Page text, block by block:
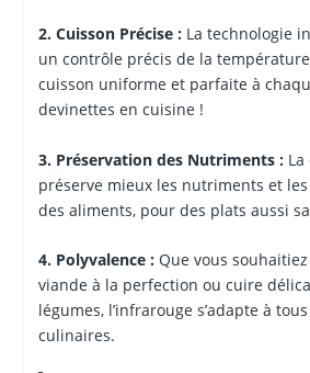
2. Cuisson Précise :La technologie
un contrôle précis de la
cuisson uniforme et parfaite à
devinettes en cuisine !
3. Préservation des Nutriments :La
préserve mieux les nutriments et
des aliments, pour des plats aussi
4. Polyvalence :Que vous
viande à la perfection ou cuire
légumes, l’infrarouge s’adapte à
culinaires.